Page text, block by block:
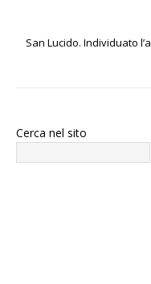
San Lucido. Individuato
Cerca nel sito